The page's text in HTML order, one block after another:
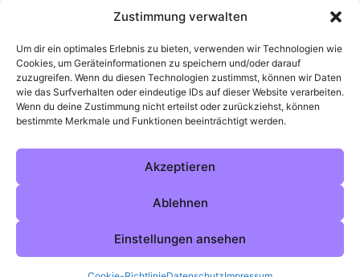
Zustimmung verwalten
Um dir ein optimales Erlebnis zu bieten, verwenden wir Technologien wie
Cookies, um Geräteinformationen zu speichern und/oder darauf
zuzugreifen. Wenn du diesen Technologien zustimmst, können wir Daten
wie das Surfverhalten oder eindeutige IDs auf dieser Website verarbeiten.
Wenn du deine Zustimmung nicht erteilst oder zurückziehst, können
bestimmte Merkmale und Funktionen beeinträchtigt werden.
Akzeptieren
Ablehnen
Einstellungen ansehen
Events & Einladungen
© 2025 Deine Welt der Office-Vorlagen
Alle VorlagenÜber unsKontakt
DatenschutzCookies